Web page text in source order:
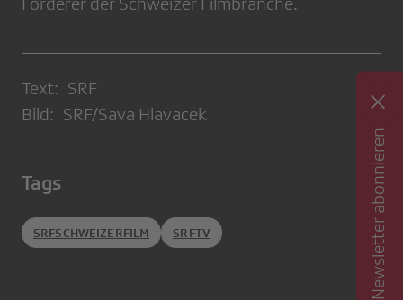
Text: SRF
Bild: SRF/Sava Hlavacek
Tags
SRFSCHWEIZERFILM SRFTV Newsletter abonnieren